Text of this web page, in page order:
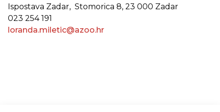
Ispostava Zadar, Stomorica 8, 23 000 Zadar
023 254 191
loranda.miletic@azoo.hr